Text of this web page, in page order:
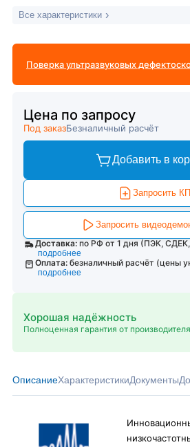
Все характеристики
Поверка ультразвуковых
Цена по запросу
Под заказБезналичный расчёт
Добавить в
Запросить КП
Запросить
Доставка: по РФ от 1 дня (ПЭК,
подробнее
Оплата: безналичный расчёт (цены
подробнее
Хорошая надёжность
Полноценная гарантия от производителя
ОписаниеХарактеристикиДокументы